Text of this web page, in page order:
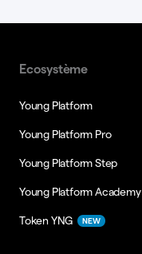
Ecosystème
Young Platform
Young Platform Pro
Young Platform Step
Young Platform Academy
Token YNG NEW